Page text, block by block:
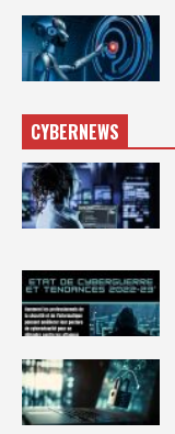
CYBERNEWS